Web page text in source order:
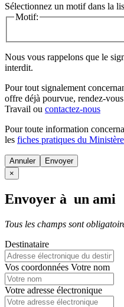
Sélectionnez un motif dans la
Motif:
Nous vous rappelons que le
interdit.
Pour tout signalement
offre déjà pourvue, rendez-
Travail ou contactez-nous
Pour toute information
les fiches pratiques du
Annuler
×
Envoyer à un ami
Tous les champs sont
Destinataire
Vos coordonnées Votre nom
Votre adresse électronique